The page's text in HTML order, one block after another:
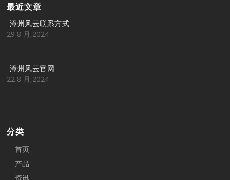
最近文章
漳州风云联系方式
29 8 月,2024
漳州风云官网
22 8 月,2024
分类
首页
产品
资讯